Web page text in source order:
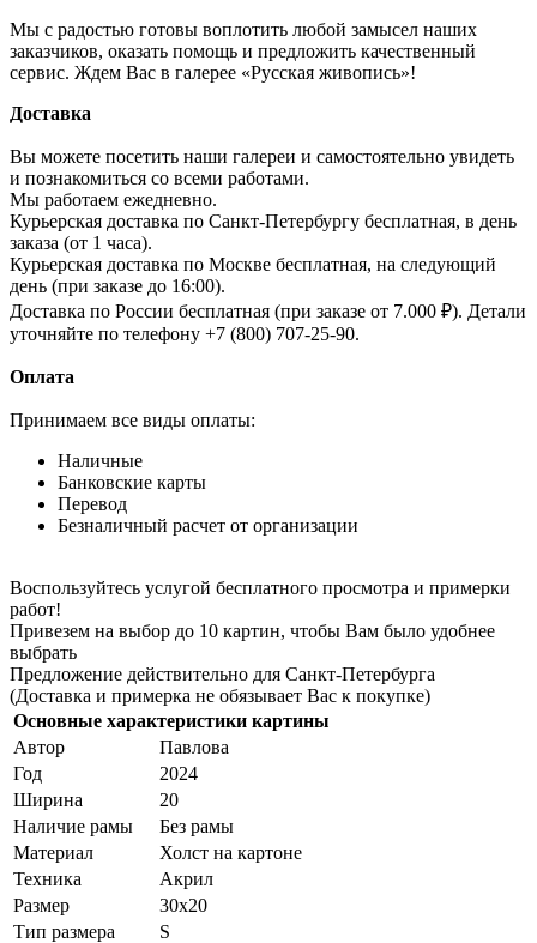
Мы с радостью готовы воплотить любой замысел наших
заказчиков, оказать помощь и предложить качественный
сервис. Ждем Вас в галерее «Русская живопись»!
Доставка
Вы можете посетить наши галереи и самостоятельно увидеть
и познакомиться со всеми работами.
Мы работаем ежедневно.
Курьерская доставка по Санкт-Петербургу бесплатная, в день
заказа (от 1 часа).
Курьерская доставка по Москве бесплатная, на следующий
день (при заказе до 16:00).
Доставка по России бесплатная (при заказе от 7.000 ₽). Детали
уточняйте по телефону +7 (800) 707-25-90.
Оплата
Принимаем все виды оплаты:
Наличные
Банковские карты
Перевод
Безналичный расчет от организации
Воспользуйтесь услугой бесплатного просмотра и примерки
работ!
Привезем на выбор до 10 картин, чтобы Вам было удобнее
выбрать
Предложение действительно для Санкт-Петербурга
(Доставка и примерка не обязывает Вас к покупке)
Основные характеристики картины
Автор
Павлова
Год
2024
Ширина
20
Наличие рамы
Без рамы
Материал
Холст на картоне
Техника
Акрил
Размер
30х20
Тип размера
S